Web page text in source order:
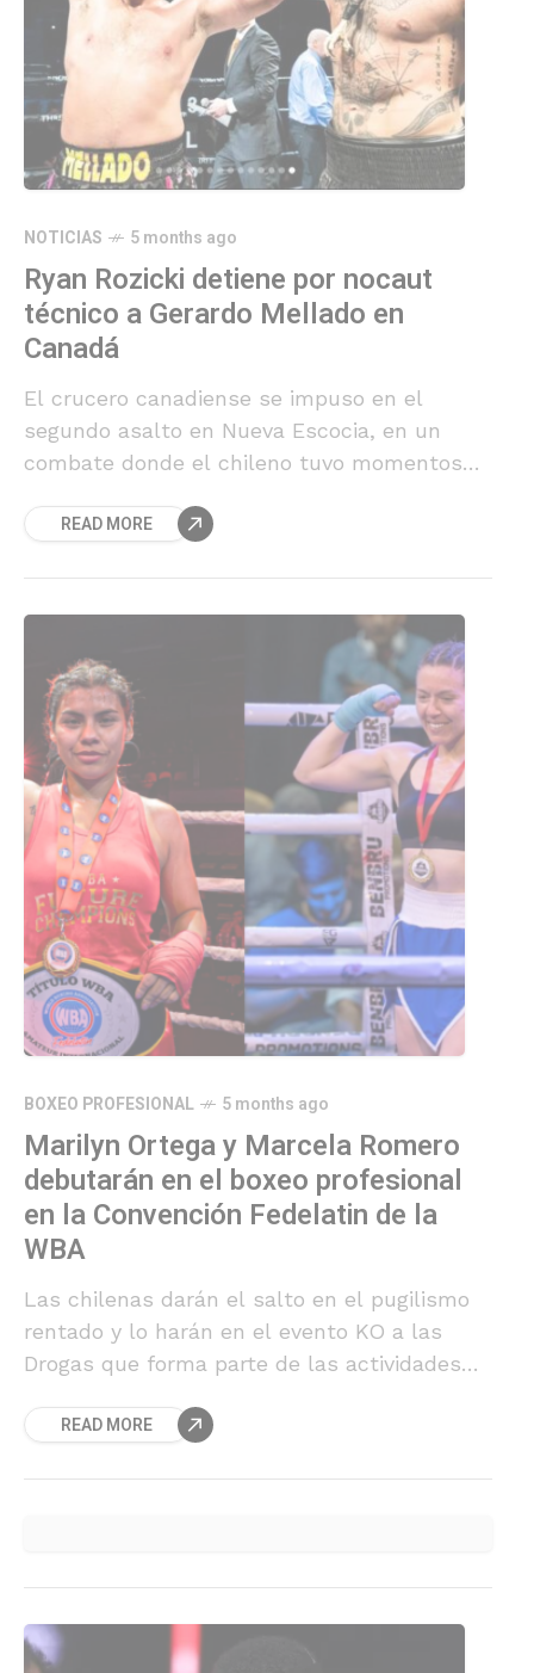
NOTICIAS 5 months ago
Ryan Rozicki detiene por nocaut
técnico a Gerardo Mellado en
Canadá
El crucero canadiense se impuso en el
segundo asalto en Nueva Escocia, en un
combate donde el chileno tuvo momentos
READ MORE
BOXEO PROFESIONAL 5 months ago
Marilyn Ortega y Marcela Romero
debutarán en el boxeo profesional
en la Convención Fedelatin de la
WBA
Las chilenas darán el salto en el pugilismo
rentado y lo harán en el evento KO a las
Drogas que forma parte de las actividades
contexto de la Convención WBA Fedelatin
READ MORE